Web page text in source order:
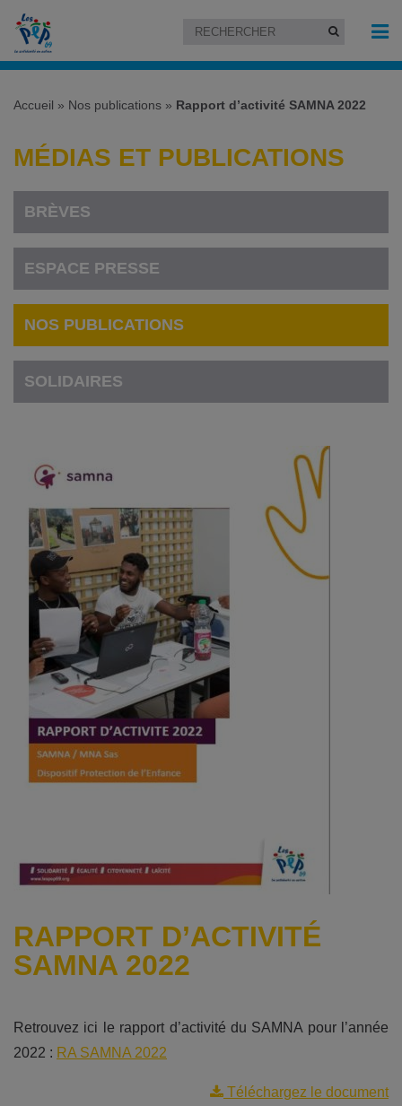
Accueil » Nos publications » Rapport d’activité SAMNA 2022
MÉDIAS ET PUBLICATIONS
BRÈVES
ESPACE PRESSE
NOS PUBLICATIONS
SOLIDAIRES
RAPPORT D’ACTIVITÉ
SAMNA 2022
Retrouvez ici le rapport d’activité du SAMNA pour l’année
2022 : RA SAMNA 2022
Téléchargez le document